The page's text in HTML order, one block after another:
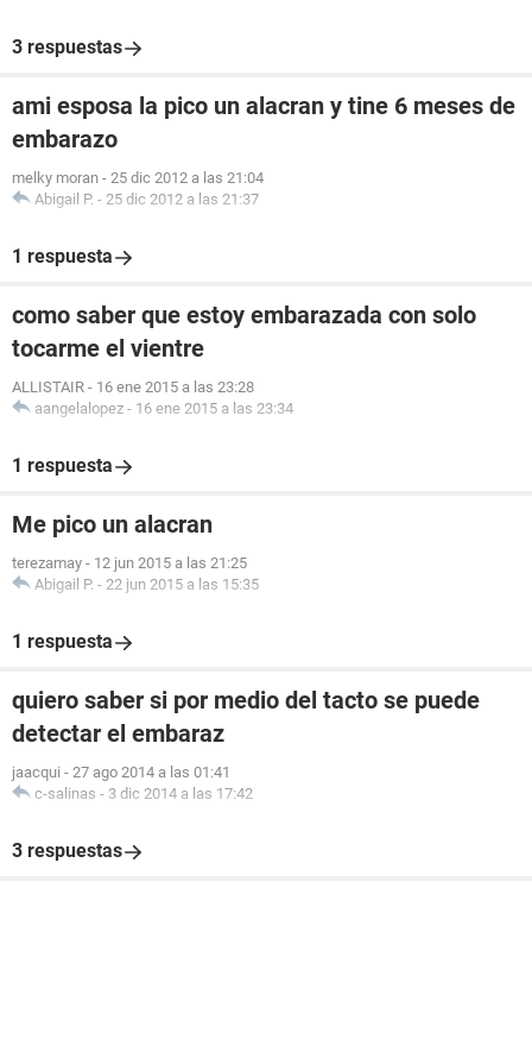
3 respuestas
ami esposa la pico un alacran y tine 6 meses de
embarazo
melky moran - 25 dic 2012 a las 21:04
Abigail P. - 25 dic 2012 a las 21:37
1 respuesta
como saber que estoy embarazada con solo
tocarme el vientre
ALLISTAIR - 16 ene 2015 a las 23:28
aangelalopez - 16 ene 2015 a las 23:34
1 respuesta
Me pico un alacran
terezamay - 12 jun 2015 a las 21:25
Abigail P. - 22 jun 2015 a las 15:35
1 respuesta
quiero saber si por medio del tacto se puede
detectar el embaraz
jaacqui - 27 ago 2014 a las 01:41
c-salinas - 3 dic 2014 a las 17:42
3 respuestas